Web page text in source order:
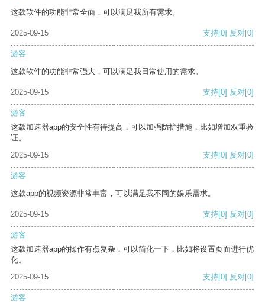
这款软件的功能非常全面，可以满足我所有需求。
2025-09-15 支持[0] 反对[0]
游客
这款软件的功能非常强大，可以满足我日常使用的需求。
2025-09-15 支持[0] 反对[0]
游客
这款加速器app的安全性有待提高，可以加强防护措施，比如增加双重验
证。
2025-09-15
支持[0] 反对[0]
游客
这款app的视频资源非常丰富，可以满足我不同的娱乐需求。
2025-09-15 支持[0] 反对[0]
游客
这款加速器app的操作有点复杂，可以简化一下，比如将设置页面进行优
化。
2025-09-15
支持[0] 反对[0]
游客